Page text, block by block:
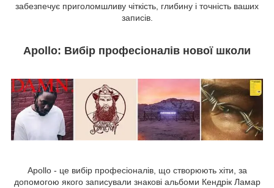
забезпечує приголомшливу чіткість, глибину і точність ваших
записів.
Apollo: Вибір професіоналів нової школи
Apollo - це вибір професіоналів, що створюють хіти, за
допомогою якого записували знакові альбоми Кендрік Ламар